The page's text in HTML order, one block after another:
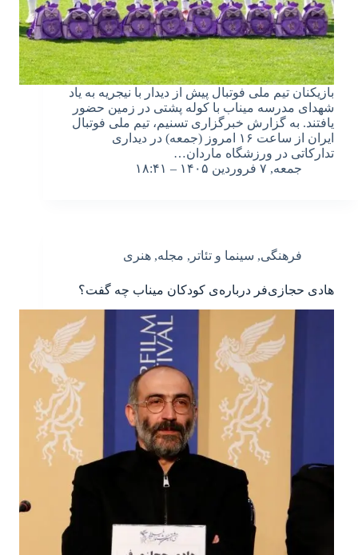
بازیکنان تیم ملی فوتبال پیش از دیدار با نیجریه به یاد
شهدای مدرسه میناب با کوله‌ پشتی در زمین حضور
یافتند. به گزارش خبرگزاری تسنیم، تیم ملی فوتبال
ایران از ساعت ۱۶ امروز (جمعه) در دیداری
تدارکاتی در ورزشگاه ماردان…
جمعه, ۷ فروردین ۱۴۰۵ – ۱۸:۴۱
فرهنگی, سینما و تئاتر , مجله, هنری
هادی حجازی‌فر درباره‌ی کودکان میناب چه گفت؟